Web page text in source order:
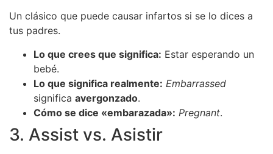
Un clásico que puede causar infartos si se lo dices a
tus padres.
Lo que crees que significa: Estar esperando un
bebé.
Lo que significa realmente: Embarrassed
significa avergonzado.
Cómo se dice «embarazada»: Pregnant.
3. Assist vs. Asistir